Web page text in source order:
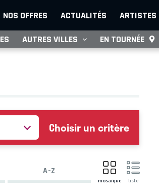
NOS OFFRES ACTUALITÉS ARTISTES
AUTRES VILLES EN TOURNÉE
Choisir un critère
A-Z
mosaïque liste